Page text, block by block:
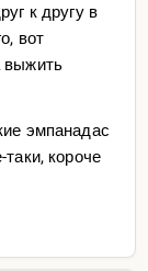
не стал.
там по ходу
не
по песте
к другу в
вот
выжить
эмпанадас
короче